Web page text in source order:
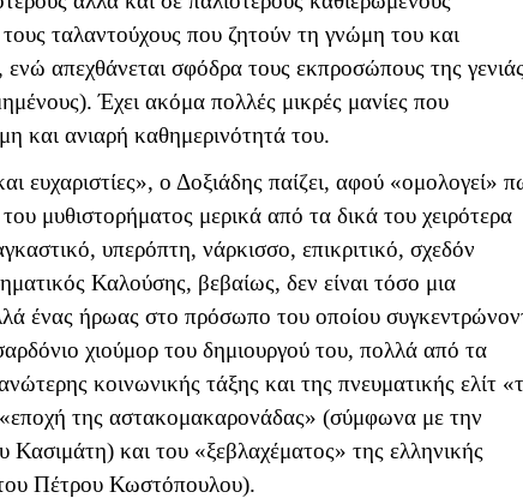
ταλαντούχους που ζητούν τη γνώμη του και
απεχθάνεται σφόδρα τους εκπροσώπους της γενιάς
Έχει ακόμα πολλές μικρές μανίες που
και ανιαρή καθημερινότητά του.
ευχαριστίες», ο Δοξιάδης παίζει, αφού «ομολογεί»
μυθιστορήματος μερικά από τα δικά του χειρότερα
υπερόπτη, νάρκισσο, επικριτικό, σχεδόν
Καλούσης, βεβαίως, δεν είναι τόσο μια
ένας ήρωας στο πρόσωπο του οποίου
χιούμορ του δημιουργού του, πολλά από τα
κοινωνικής τάξης και της πνευματικής ελίτ
της αστακομακαρονάδας» (σύμφωνα με την
και του «ξεβλαχέματος» της ελληνικής
Πέτρου Κωστόπουλου).